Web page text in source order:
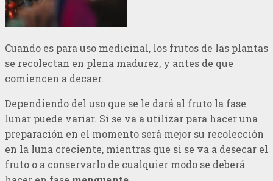
Cuando es para uso medicinal, los frutos de las plantas
se recolectan en plena madurez, y antes de que
comiencen a decaer.
Dependiendo del uso que se le dará al fruto la fase
lunar puede variar. Si se va a utilizar para hacer una
preparación en el momento será mejor su recolección
en la luna creciente, mientras que si se va a desecar el
fruto o a conservarlo de cualquier modo se deberá